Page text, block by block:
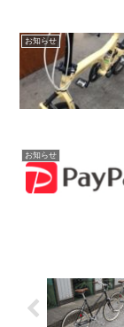
お知らせ
お知らせ